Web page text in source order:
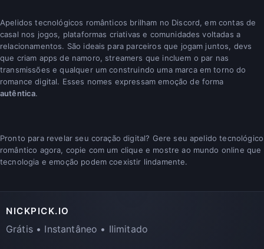
Apelidos tecnológicos românticos brilham no Discord, em contas de
casal nos jogos, plataformas criativas e comunidades voltadas a
relacionamentos. São ideais para parceiros que jogam juntos, devs
que criam apps de namoro, streamers que incluem o par nas
transmissões e qualquer um construindo uma marca em torno do
romance digital. Esses nomes expressam emoção de forma
autêntica.
Pronto para revelar seu coração digital? Gere seu apelido tecnológico
romântico agora, copie com um clique e mostre ao mundo online que
tecnologia e emoção podem coexistir lindamente.
NICKPICK.IO
Grátis • Instantâneo • Ilimitado